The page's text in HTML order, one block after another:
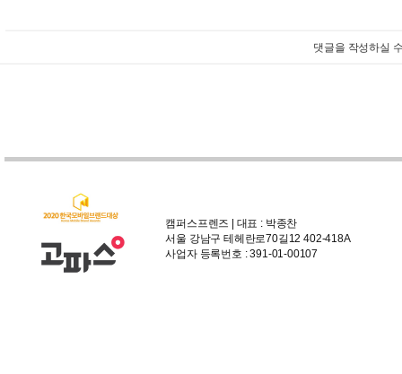
댓글을 작성하실
캠퍼스프렌즈 | 대표 : 박종찬
서울 강남구 테헤란로70길12 402-418A
사업자 등록번호 : 391-01-00107